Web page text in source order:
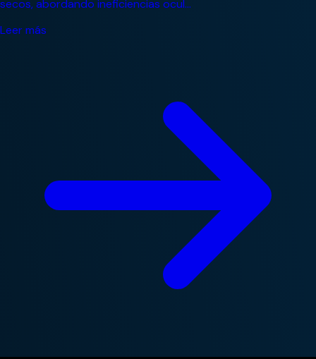
secos, abordando ineficiencias ocul...
Leer más